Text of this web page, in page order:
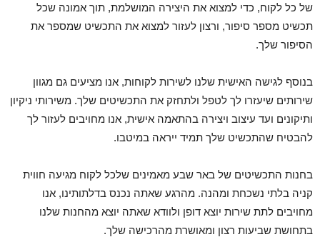
של כל לקוח, כדי למצוא את היצירה המושלמת, תוך אמונה שכל
תכשיט מספר סיפור, ורצון לעזור למצוא את התכשיט שמספר את
הסיפור שלך.
בנוסף לגישה האישית שלנו לשירות לקוחות, אנו מציעים גם מגוון
שירותים שיעזרו לך לטפל ולתחזק את התכשיטים שלך. משירותי ניקיון
ותיקונים ועד עיצוב ויצירה בהתאמה אישית, אנו מחויבים לעזור לך
להבטיח שהתכשיט שלך תמיד ייראה במיטבו.
בחנות התכשיטים של באר שבע מאמינים שלכל לקוח מגיעה חווית
קניה בלתי נשכחת ומהנה. מהרגע שאתה נכנס בדלתותינו, אנו
מחויבים לתת שירות יוצא דופן ולוודא שאתה יוצא מהחנות שלנו
בתחושת שביעות רצון ומאושרת מהרכישה שלך.